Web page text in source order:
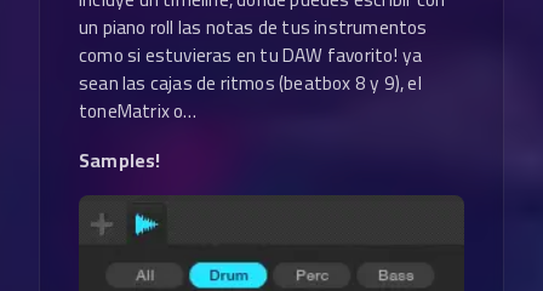
un piano roll las notas de tus instrumentos
como si estuvieras en tu DAW favorito! ya
sean las cajas de ritmos (beatbox 8 y 9), el
toneMatrix o…
Samples!